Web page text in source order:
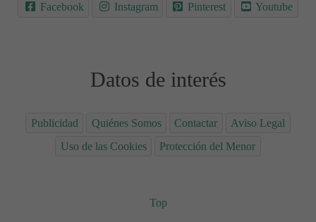
Facebook Instagram Pinterest Youtube
Datos de interés
Publicidad Quiénes Somos Contactar
Aviso Legal
Uso de las Cookies
Protección del Menor
Top